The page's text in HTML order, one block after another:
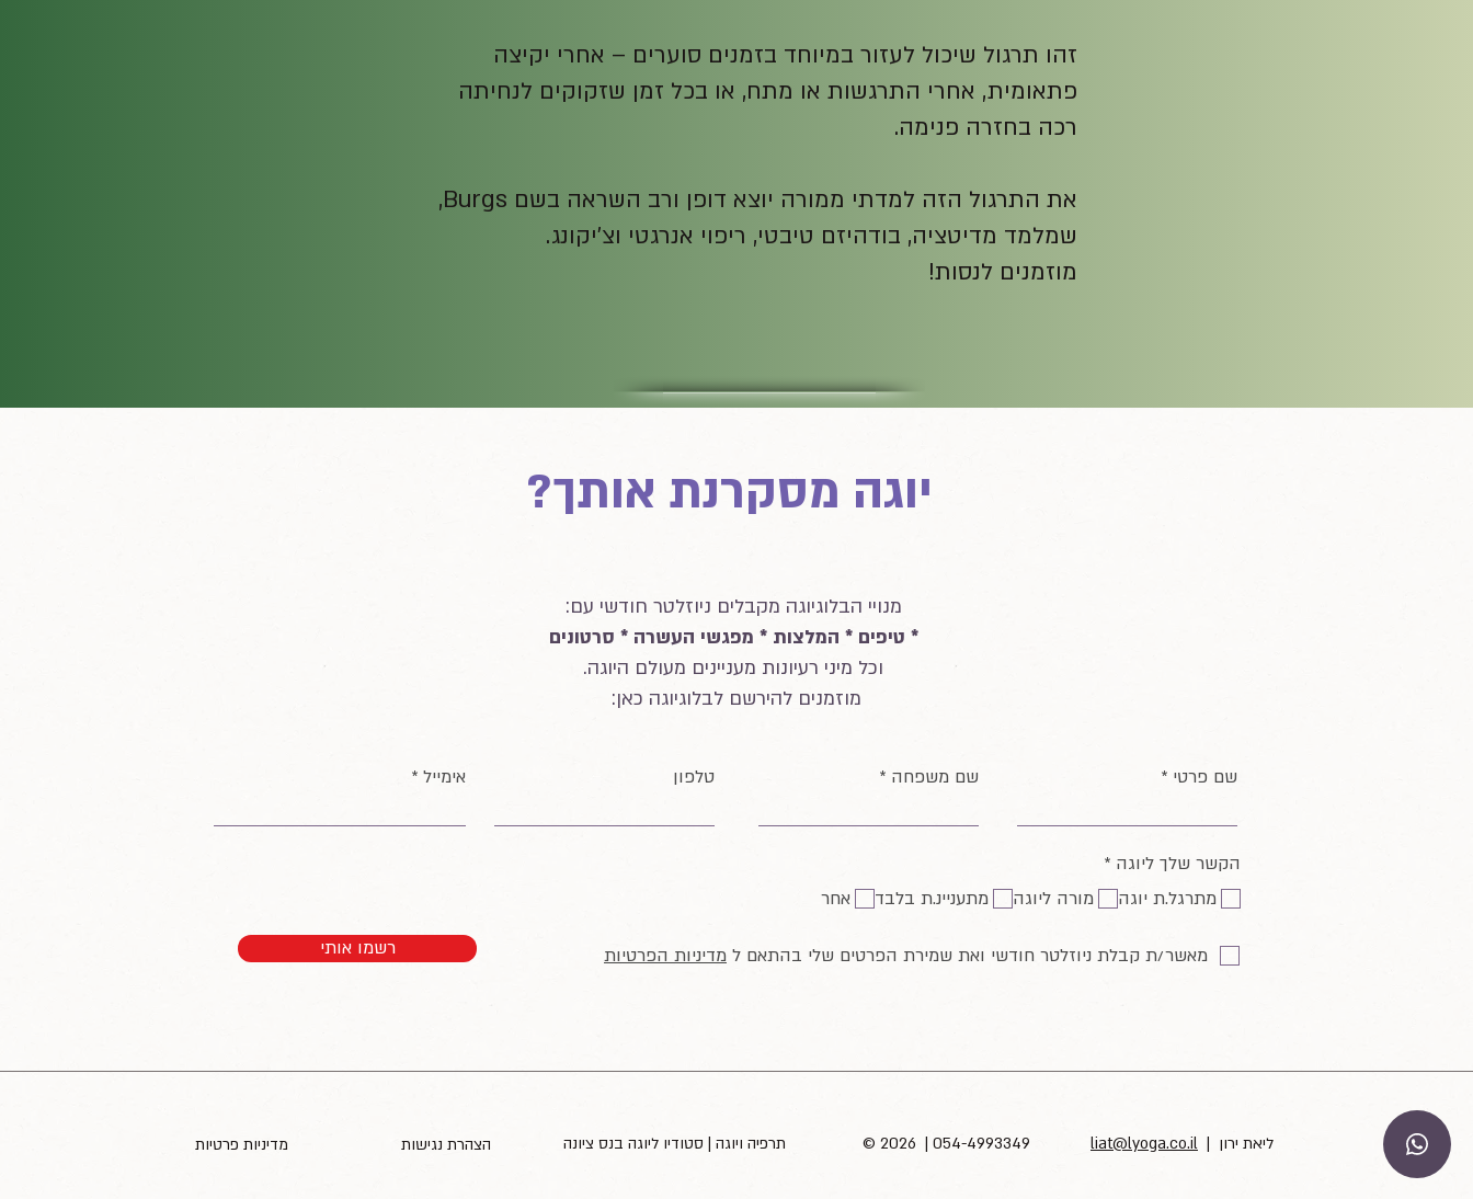
זהו תרגול שיכול לעזור במיוחד בזמנים סוערים – אחרי יקיצה
פתאומית, אחרי התרגשות או מתח, או בכל זמן שזקוקים לנחיתה
רכה בחזרה פנימה.
את התרגול הזה למדתי ממורה יוצא דופן ורב השראה בשם Burgs,
שמלמד מדיטציה, בודהיזם טיבטי, ריפוי אנרגטי וצ'יקונג.
מוזמנים לנסות!
יוגה מסקרנת אותך?
מנויי הבלוגיוגה מקבלים ניוזלטר חודשי עם:
* טיפים * המלצות * מפגשי העשרה * סרטונים
וכל מיני רעיונות מעניינים מעולם היוגה.
מוזמנים להירשם לבלוגיוגה כאן:
אימייל טלפון שם משפחה שם פרטי
הקשר שלך ליוגה *
ב מתרגל.ת יוגה מורה ליוגה מתעניינ.ת בלבד אחר
רשמו אותי מאשר/ת קבלת ניוזלטר חודשי ואת שמירת הפרטים שלי בהתאם ל מדיניות הפרטיות
הצהרת נגישות מדיניות פרטיות ​© 2026 | 054-4993349 liat@lyoga.co.il | ליאת ירון